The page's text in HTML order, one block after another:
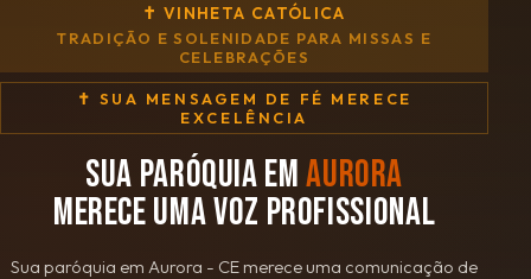
✝ VINHETA CATÓLICA
TRADIÇÃO E SOLENIDADE PARA MISSAS E
CELEBRAÇÕES
✝ SUA MENSAGEM DE FÉ MERECE
EXCELÊNCIA
SUA PARÓQUIA EMAURORA
MERECE UMA VOZ PROFISSIONAL
Sua paróquia em Aurora - CE merece uma comunicação de